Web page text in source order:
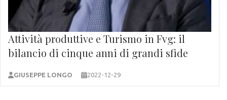
Attività produttive e Turismo in Fvg: il
bilancio di cinque anni di grandi sfide
GIUSEPPE LONGO 2022-12-29